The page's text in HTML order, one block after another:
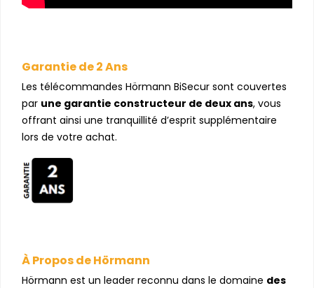
Garantie de 2 Ans
Les télécommandes Hörmann BiSecur sont couvertes
par une garantie constructeur de deux ans, vous
offrant ainsi une tranquillité d’esprit supplémentaire
lors de votre achat.
À Propos de Hörmann
Hörmann est un leader reconnu dans le domaine des